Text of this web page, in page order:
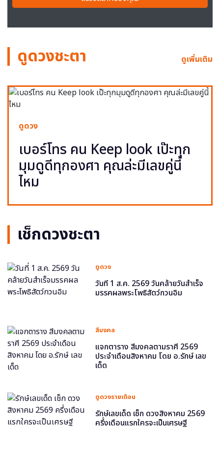
ดูดวงชะตา ดูเพิ่มเติม
ดูดวง
เบอร์โทร คน Keep look เป๊ะทุก
มุมดูดีทุกองศา คุณล่ะมีเลขคู่นี้
ไหม
เช็กดวงชะตา
ดูดวง
วันที่ 1 ส.ค. 2569 วันคล้ายวันสำเร็จ
มรรคผลพระโพธิสัตว์กวนอิม
สีมงคล
แจกตาราง สีมงคลตามราศี 2569
ประจำเดือนสิงหาคม โดย อ.รักษ์ เลข
เด็ด
ดูดวงรายเดือน
รักษ์เลขเด็ด เช็ก ดวงสิงหาคม 2569
ครึ่งเดือนแรกใครจะเป็นเศรษฐี